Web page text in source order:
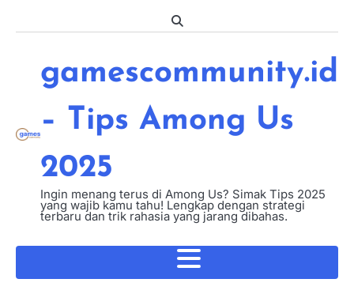
gamescommunity.id
– Tips Among Us
2025
Ingin menang terus di Among Us? Simak Tips 2025
yang wajib kamu tahu! Lengkap dengan strategi
terbaru dan trik rahasia yang jarang dibahas.